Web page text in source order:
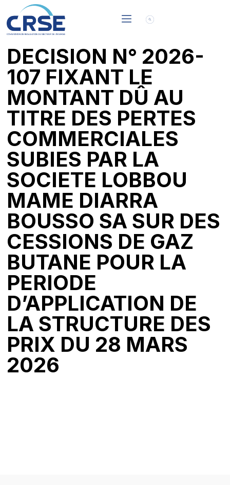
DECISION N° 2026-
107 FIXANT LE
MONTANT DÛ AU
TITRE DES PERTES
COMMERCIALES
SUBIES PAR LA
SOCIETE LOBBOU
MAME DIARRA
BOUSSO SA SUR DES
CESSIONS DE GAZ
BUTANE POUR LA
PERIODE
D’APPLICATION DE
LA STRUCTURE DES
PRIX DU 28 MARS
2026